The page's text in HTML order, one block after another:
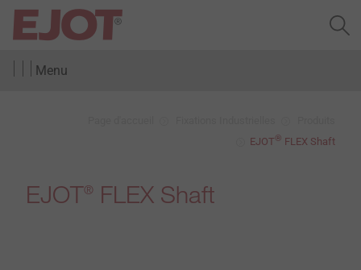
Menu
EJOT® FLEX Shaft
EJOT® FLEX Shaft